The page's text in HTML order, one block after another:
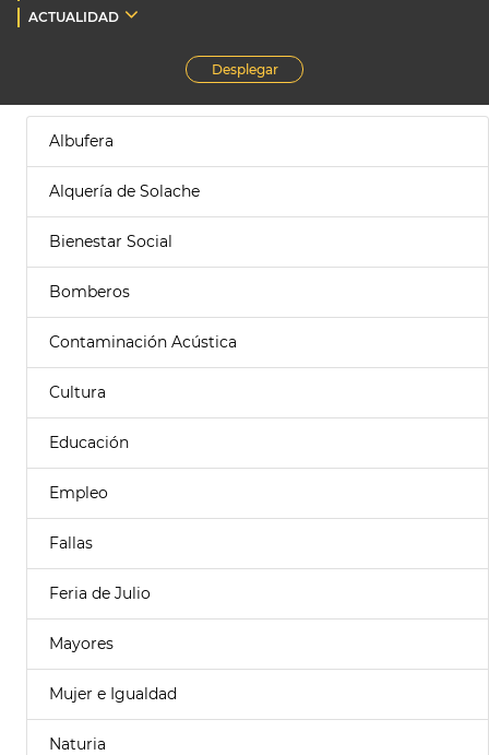
ACTUALIDAD
Desplegar
Albufera
Alquería de Solache
Bienestar Social
Bomberos
Contaminación Acústica
Cultura
Educación
Empleo
Fallas
Feria de Julio
Mayores
Mujer e Igualdad
Naturia